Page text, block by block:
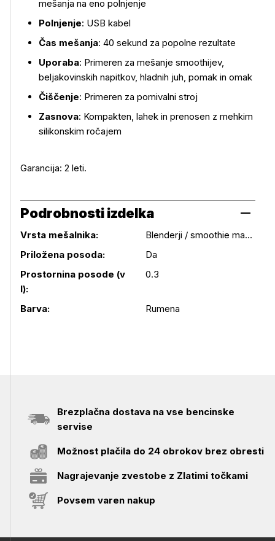
mešanja na eno polnjenje
Polnjenje: USB kabel
Čas mešanja: 40 sekund za popolne rezultate
Uporaba: Primeren za mešanje smoothijev,
beljakovinskih napitkov, hladnih juh, pomak in omak
Čiščenje: Primeren za pomivalni stroj
Zasnova: Kompakten, lahek in prenosen z mehkim
silikonskim ročajem
Garancija: 2 leti.
Podrobnosti izdelka
Podrobnosti izdelka
Vrsta mešalnika:
Blenderji / smoothie makerji
Priložena posoda:
Da
Prostornina posode (v
l):
0.3
Barva: Rumena
Brezplačna dostava na vse bencinske
servise
Možnost plačila do 24 obrokov brez obresti
Nagrajevanje zvestobe z Zlatimi točkami
Povsem varen nakup